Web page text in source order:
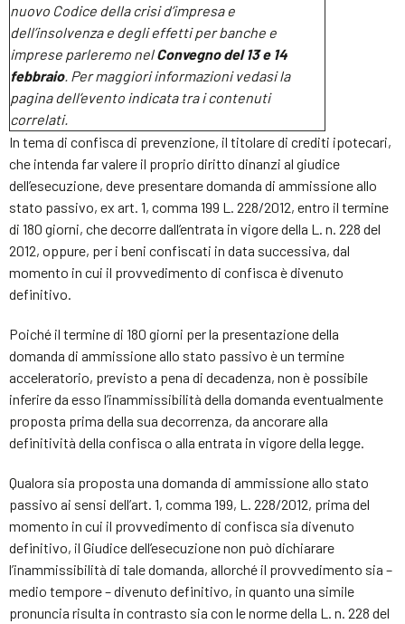
nuovo Codice della crisi d’impresa e
dell’insolvenza e degli effetti per banche e
imprese parleremo nelConvegno del 13 e 14
febbraio. Per maggiori informazioni vedasi la
pagina dell’evento indicata tra i contenuti
correlati.
In tema di confisca di prevenzione, il titolare di crediti ipotecari,
che intenda far valere il proprio diritto dinanzi al giudice
dell’esecuzione, deve presentare domanda di ammissione allo
stato passivo, ex art. 1, comma 199 L. 228/2012, entro il termine
di 180 giorni, che decorre dall’entrata in vigore della L. n. 228 del
2012, oppure, per i beni confiscati in data successiva, dal
momento in cui il provvedimento di confisca è divenuto
definitivo.
Poiché il termine di 180 giorni per la presentazione della
domanda di ammissione allo stato passivo è un termine
acceleratorio, previsto a pena di decadenza, non è possibile
inferire da esso l’inammissibilità della domanda eventualmente
proposta prima della sua decorrenza, da ancorare alla
definitività della confisca o alla entrata in vigore della legge.
Qualora sia proposta una domanda di ammissione allo stato
passivo ai sensi dell’art. 1, comma 199, L. 228/2012, prima del
momento in cui il provvedimento di confisca sia divenuto
definitivo, il Giudice dell’esecuzione non può dichiarare
l’inammissibilità di tale domanda, allorché il provvedimento sia –
medio tempore – divenuto definitivo, in quanto una simile
pronuncia risulta in contrasto sia con le norme della L. n. 228 del